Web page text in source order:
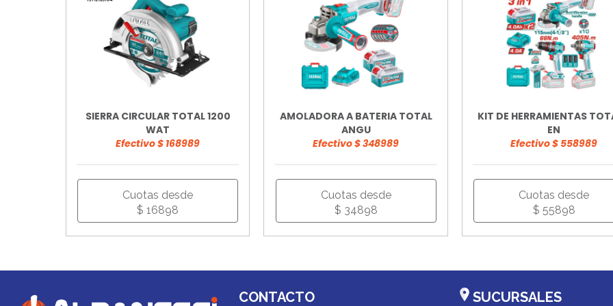
SIERRA CIRCULAR TOTAL 1200
WAT
Efectivo $ 168989
Cuotas desde
$ 16898
AMOLADORA A BATERIA TOTAL
ANGU
Efectivo $ 348989
Cuotas desde
$ 34898
KIT DE HERRAMIENTAS
EN
Efectivo $ 558989
Cuotas desde
$ 55898
CONTACTO SUCURSALES